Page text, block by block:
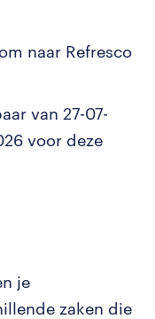
naar Refresco
van 27-07-
voor deze
je
zaken die